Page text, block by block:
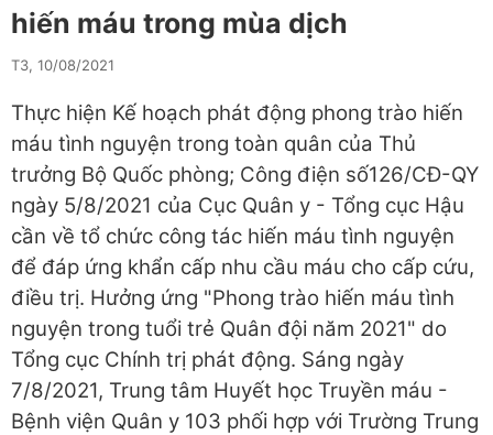
hiến máu trong mùa dịch
T3, 10/08/2021
Thực hiện Kế hoạch phát động phong trào hiến
máu tình nguyện trong toàn quân của Thủ
trưởng Bộ Quốc phòng; Công điện số126/CĐ-QY
ngày 5/8/2021 của Cục Quân y - Tổng cục Hậu
cần về tổ chức công tác hiến máu tình nguyện
để đáp ứng khẩn cấp nhu cầu máu cho cấp cứu,
điều trị. Hưởng ứng "Phong trào hiến máu tình
nguyện trong tuổi trẻ Quân đội năm 2021" do
Tổng cục Chính trị phát động. Sáng ngày
7/8/2021, Trung tâm Huyết học Truyền máu -
Bệnh viện Quân y 103 phối hợp với Trường Trung